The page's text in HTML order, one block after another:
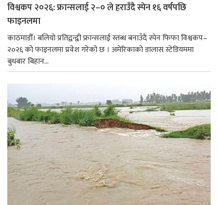
विश्वकप २०२६: फ्रान्सलाई २–० ले हराउँदै स्पेन १६ वर्षपछि
फाइनलमा
काठमाडौँ। बलियो प्रतिद्वन्द्वी फ्रान्सलाई स्तब्ध बनाउँदै स्पेन फिफा विश्वकप–
२०२६ को फाइनलमा प्रवेश गरेको छ । अमेरिकाको डालास स्टेडियममा
बुधबार बिहान...